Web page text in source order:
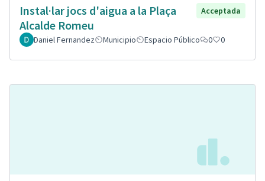
Instal·lar jocs d'aigua a la Plaça
Alcalde Romeu
Acceptada
Daniel Fernandez Municipio Espacio Público 0 0